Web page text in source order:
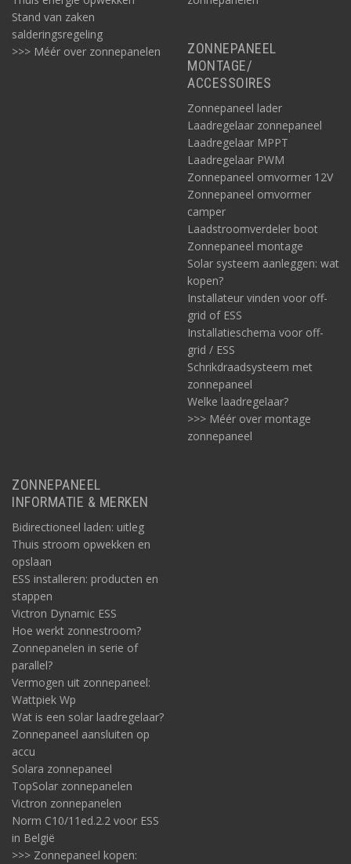
Stand van zaken
salderingsregeling
>>> Méér over zonnepanelen
ZONNEPANEEL
MONTAGE/
ACCESSOIRES
Zonnepaneel lader
Laadregelaar zonnepaneel
Laadregelaar MPPT
Laadregelaar PWM
Zonnepaneel omvormer 12V
Zonnepaneel omvormer
camper
Laadstroomverdeler boot
Zonnepaneel montage
Solar systeem aanleggen: wat
kopen?
Installateur vinden voor off-
grid of ESS
Installatieschema voor off-
grid / ESS
Schrikdraadsysteem met
zonnepaneel
Welke laadregelaar?
>>> Méér over montage
zonnepaneel
ZONNEPANEEL
INFORMATIE & MERKEN
Bidirectioneel laden: uitleg
Thuis stroom opwekken en
opslaan
ESS installeren: producten en
stappen
Victron Dynamic ESS
Hoe werkt zonnestroom?
Zonnepanelen in serie of
parallel?
Vermogen uit zonnepaneel:
Wattpiek Wp
Wat is een solar laadregelaar?
Zonnepaneel aansluiten op
accu
Solara zonnepaneel
TopSolar zonnepanelen
Victron zonnepanelen
Norm C10/11ed.2.2 voor ESS
in België
>>> Zonnepaneel kopen: